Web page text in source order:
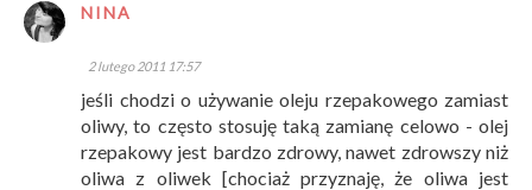
NINA
2 lutego 2011 17:57
jeśli chodzi o używanie oleju rzepakowego zamiast
oliwy, to często stosuję taką zamianę celowo - olej
rzepakowy jest bardzo zdrowy, nawet zdrowszy niż
oliwa z oliwek [chociaż przyznaję, że oliwa jest